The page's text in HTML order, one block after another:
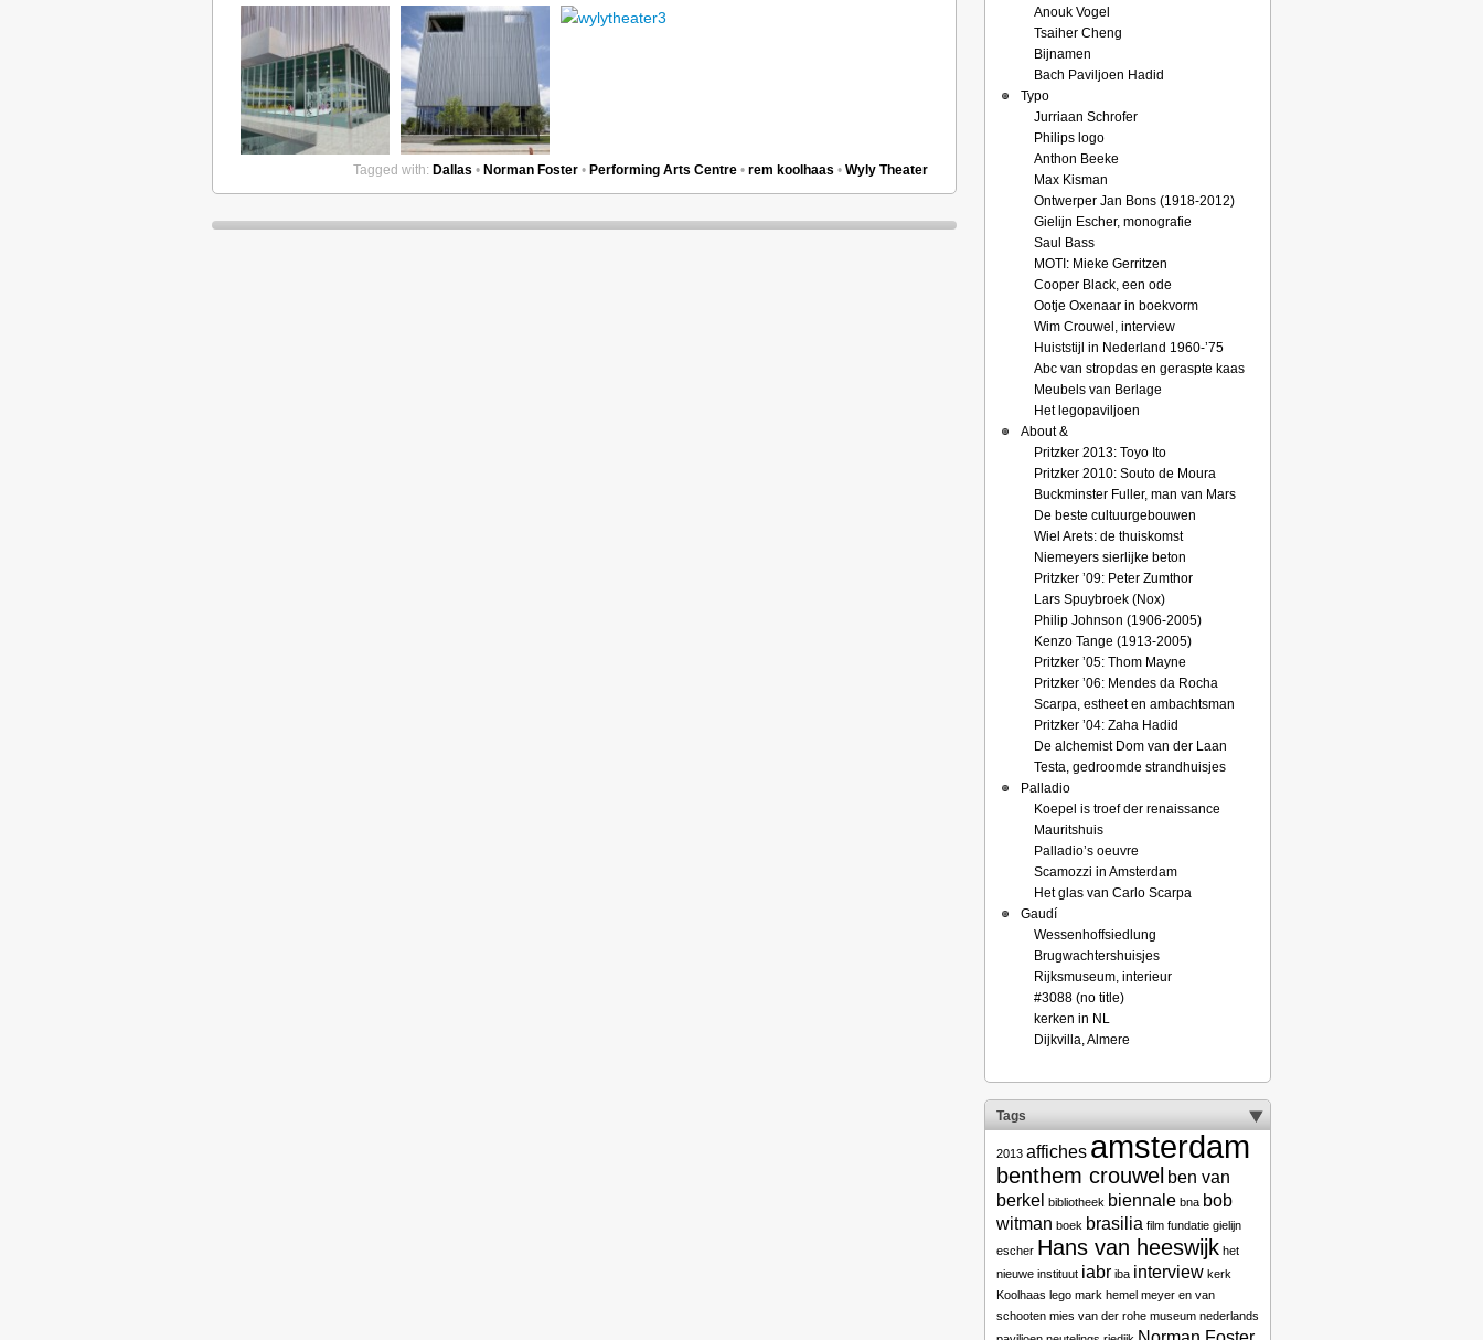
Tagged with: Dallas • Norman Foster • Performing Arts Centre • rem koolhaas • Wyly Theater
Anouk Vogel
Tsaiher Cheng
Bijnamen
Bach Paviljoen Hadid
Typo
Jurriaan Schrofer
Philips logo
Anthon Beeke
Max Kisman
Ontwerper Jan Bons (1918-2012)
Gielijn Escher, monografie
Saul Bass
MOTI: Mieke Gerritzen
Cooper Black, een ode
Ootje Oxenaar in boekvorm
Wim Crouwel, interview
Huiststijl in Nederland 1960-’75
Abc van stropdas en geraspte kaas
Meubels van Berlage
Het legopaviljoen
About &
Pritzker 2013: Toyo Ito
Pritzker 2010: Souto de Moura
Buckminster Fuller, man van Mars
De beste cultuurgebouwen
Wiel Arets: de thuiskomst
Niemeyers sierlijke beton
Pritzker ’09: Peter Zumthor
Lars Spuybroek (Nox)
Philip Johnson (1906-2005)
Kenzo Tange (1913-2005)
Pritzker ’05: Thom Mayne
Pritzker ’06: Mendes da Rocha
Scarpa, estheet en ambachtsman
Pritzker ’04: Zaha Hadid
De alchemist Dom van der Laan
Testa, gedroomde strandhuisjes
Palladio
Koepel is troef der renaissance
Mauritshuis
Palladio’s oeuvre
Scamozzi in Amsterdam
Het glas van Carlo Scarpa
Gaudí
Wessenhoffsiedlung
Brugwachtershuisjes
Rijksmuseum, interieur
#3088 (no title)
kerken in NL
Dijkvilla, Almere
Tags
2013 affiches amsterdam
benthem crouwel ben van
berkel bibliotheek biennale bna bob
witman boek brasilia film fundatie gielijn
escher Hans van heeswijk het
nieuwe instituut iabr iba interview kerk
Koolhaas lego mark hemel meyer en van
schooten mies van der rohe museum nederlands